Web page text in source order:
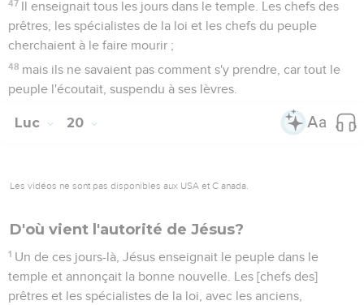
47 Il enseignait tous les jours dans le temple. Les chefs des
prêtres, les spécialistes de la loi et les chefs du peuple
cherchaient à le faire mourir ;
48 mais ils ne savaient pas comment s'y prendre, car tout le
peuple l'écoutait, suspendu à ses lèvres.
Luc 20
Les vidéos ne sont pas disponibles aux USA et C anada.
D'où vient l'autorité de Jésus?
1 Un de ces jours-là, Jésus enseignait le peuple dans le
temple et annonçait la bonne nouvelle. Les [chefs des]
prêtres et les spécialistes de la loi, avec les anciens,